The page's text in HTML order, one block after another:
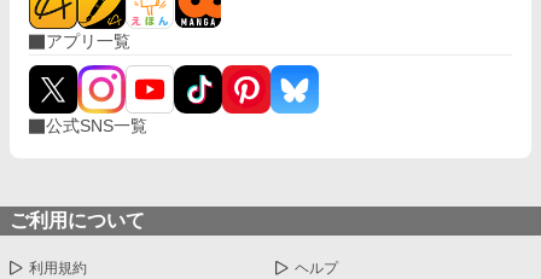
アプリ一覧
公式SNS一覧
ご利用について
利用規約 ヘルプ